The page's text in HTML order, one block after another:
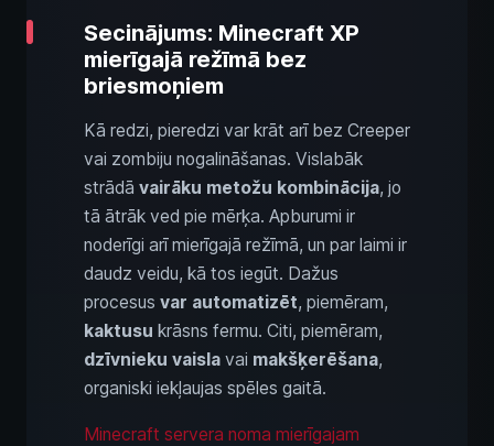
Secinājums: Minecraft XP
mierīgajā režīmā bez
briesmoņiem
Kā redzi, pieredzi var krāt arī bez Creeper
vai zombiju nogalināšanas. Vislabāk
strādā vairāku metožu kombinācija, jo
tā ātrāk ved pie mērķa. Apburumi ir
noderīgi arī mierīgajā režīmā, un par laimi ir
daudz veidu, kā tos iegūt. Dažus
procesus var automatizēt, piemēram,
kaktusu krāsns fermu. Citi, piemēram,
dzīvnieku vaisla vai makšķerēšana,
organiski iekļaujas spēles gaitā.
Minecraft servera noma mierīgajam